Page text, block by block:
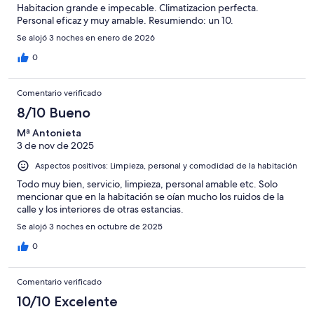
Habitacion grande e impecable. Climatizacion perfecta.
Personal eficaz y muy amable. Resumiendo: un 10.
Se alojó 3 noches en enero de 2026
0
Comentario verificado
8/10 Bueno
Mª Antonieta
3 de nov de 2025
Aspectos positivos: Limpieza, personal y comodidad de la habitación
Todo muy bien, servicio, limpieza, personal amable etc. Solo
mencionar que en la habitación se oían mucho los ruidos de la
calle y los interiores de otras estancias.
Se alojó 3 noches en octubre de 2025
0
Comentario verificado
10/10 Excelente